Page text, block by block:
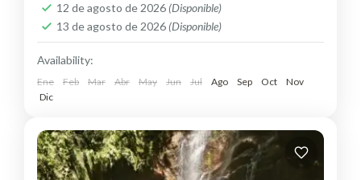
12 de agosto de 2026 (Disponible)
13 de agosto de 2026 (Disponible)
Availability:
Ene Feb Mar Abr May Jun Jul Ago Sep Oct
Nov
Dic